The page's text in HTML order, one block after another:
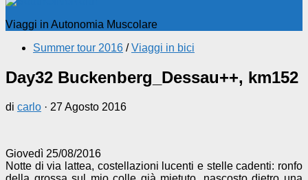
Viaggi in Autonomia Muscolare
Summer tour 2016 / Viaggi in bici
Day32 Buckenberg_Dessau++, km152
di carlo · 27 Agosto 2016
Giovedì 25/08/2016
Notte di via lattea, costellazioni lucenti e stelle cadenti: ronfo